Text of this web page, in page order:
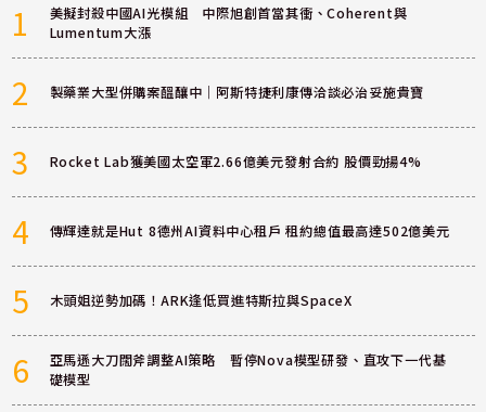
1
美擬封殺中國AI光模組 中際旭創首當其衝、Coherent與
Lumentum大漲
2 製藥業大型併購案醞釀中｜阿斯特捷利康傳洽談必治妥施貴寶
3 Rocket Lab獲美國太空軍2.66億美元發射合約 股價勁揚4%
4 傳輝達就是Hut 8德州AI資料中心租戶 租約總值最高達502億美元
5 木頭姐逆勢加碼！ARK逢低買進特斯拉與SpaceX
6
亞馬遜大刀闊斧調整AI策略 暫停Nova模型研發、直攻下一代基
礎模型